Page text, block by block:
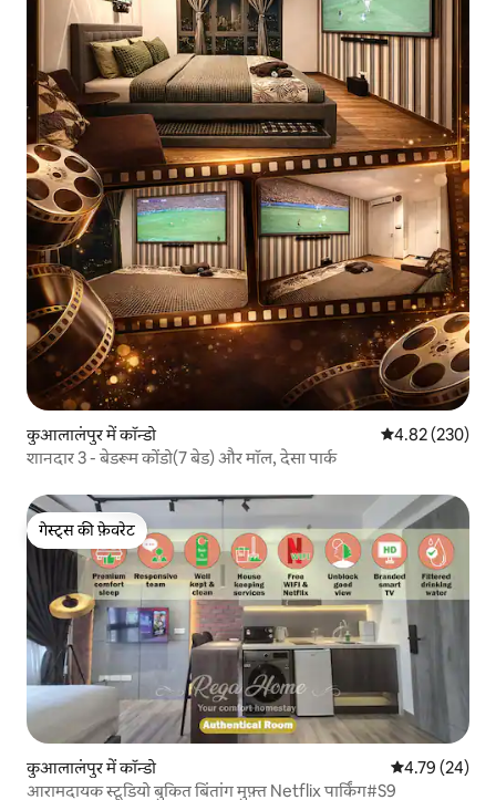
कुआलालंपुर में कॉन्डो औसत रेटिंग 5 में से
4.82 (230)
शानदार 3 - बेडरूम कोंडो(7 बेड) और मॉल, देसा पार्क
गेस्ट्स की फ़ेवरेट
गेस्ट्स की फ़ेवरेट
कुआलालंपुर में कॉन्डो औसत रेटिंग 5 में
4.79 (24)
आरामदायक स्टूडियो बुकित बिंतांग मुफ़्त Netflix पार्किंग#S9